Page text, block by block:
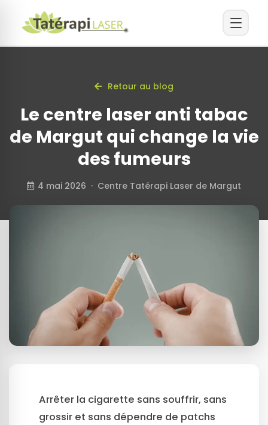
Retour au blog
Le centre laser anti tabac
de Margut qui change la vie
des fumeurs
4 mai 2026 · Centre Tatérapi Laser de Margut
Arrêter la cigarette sans souffrir, sans
grossir et sans dépendre de patchs